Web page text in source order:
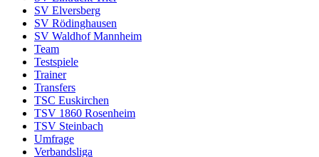
SV Elversberg
SV Rödinghausen
SV Waldhof Mannheim
Team
Testspiele
Trainer
Transfers
TSC Euskirchen
TSV 1860 Rosenheim
TSV Steinbach
Umfrage
Verbandsliga